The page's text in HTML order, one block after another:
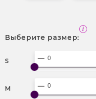
Выберите размер:
S
M